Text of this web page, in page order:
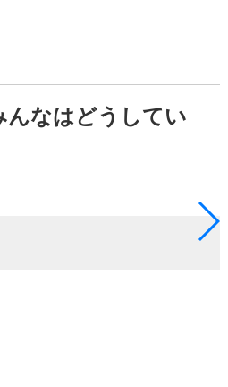
んなはどうしてい